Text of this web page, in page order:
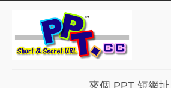
來個 PPT 短網址